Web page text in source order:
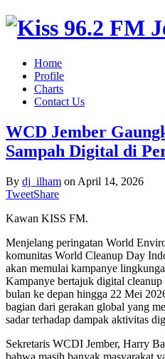
Home
Profile
Charts
Contact Us
WCD Jember
Sampah Digital di
By dj_ilham on April 14, 2026
TweetShare
Kawan KISS FM.
Menjelang peringatan World
komunitas World Cleanup Day
akan memulai kampanye
Kampanye bertajuk digital cleanup
bulan ke depan hingga 22 Mei
bagian dari gerakan global yang
sadar terhadap dampak aktivitas
Sekretaris WCDI Jember, Harry
bahwa masih banyak masyarakat